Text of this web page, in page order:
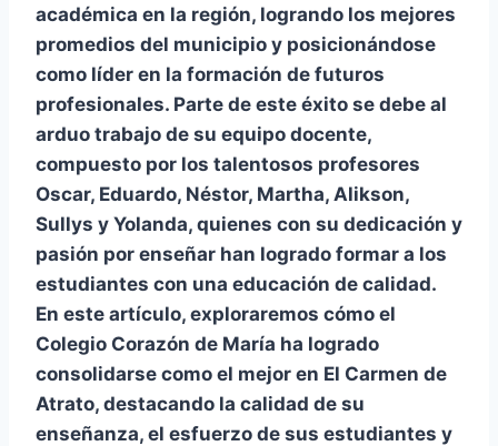
académica en la región, logrando los mejores
promedios del municipio y posicionándose
como líder en la formación de futuros
profesionales. Parte de este éxito se debe al
arduo trabajo de su equipo docente,
compuesto por los talentosos profesores
Oscar, Eduardo, Néstor, Martha, Alikson,
Sullys y Yolanda, quienes con su dedicación y
pasión por enseñar han logrado formar a los
estudiantes con una educación de calidad.
En este artículo, exploraremos cómo el
Colegio Corazón de María ha logrado
consolidarse como el mejor en El Carmen de
Atrato, destacando la calidad de su
enseñanza, el esfuerzo de sus estudiantes y